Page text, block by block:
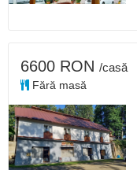
6600 RON /casă
Fără masă